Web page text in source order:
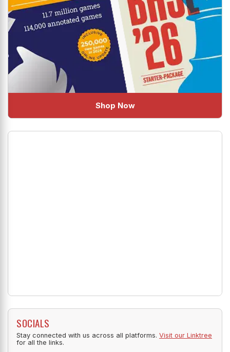
Shop Now
SOCIALS
Stay connected with us across all platforms. Visit our Linktree
for all the links.